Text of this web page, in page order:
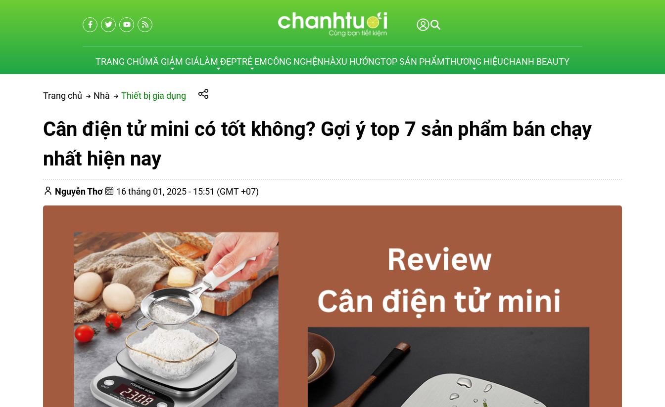
TRANG CHỦMÃ GIẢM GIÁLÀM ĐẸPTRẺ EMCÔNG NGHỆNHÀXU HƯỚNGTOP SẢN PHẨMTHƯƠNG HIỆUCHANH BEAUTY
Trang chủ Nhà Thiết bị gia dụng
Cân điện tử mini có tốt không? Gợi ý top 7 sản phẩm bán chạy
nhất hiện nay
Nguyễn Thơ 16 tháng 01, 2025 - 15:51 (GMT +07)